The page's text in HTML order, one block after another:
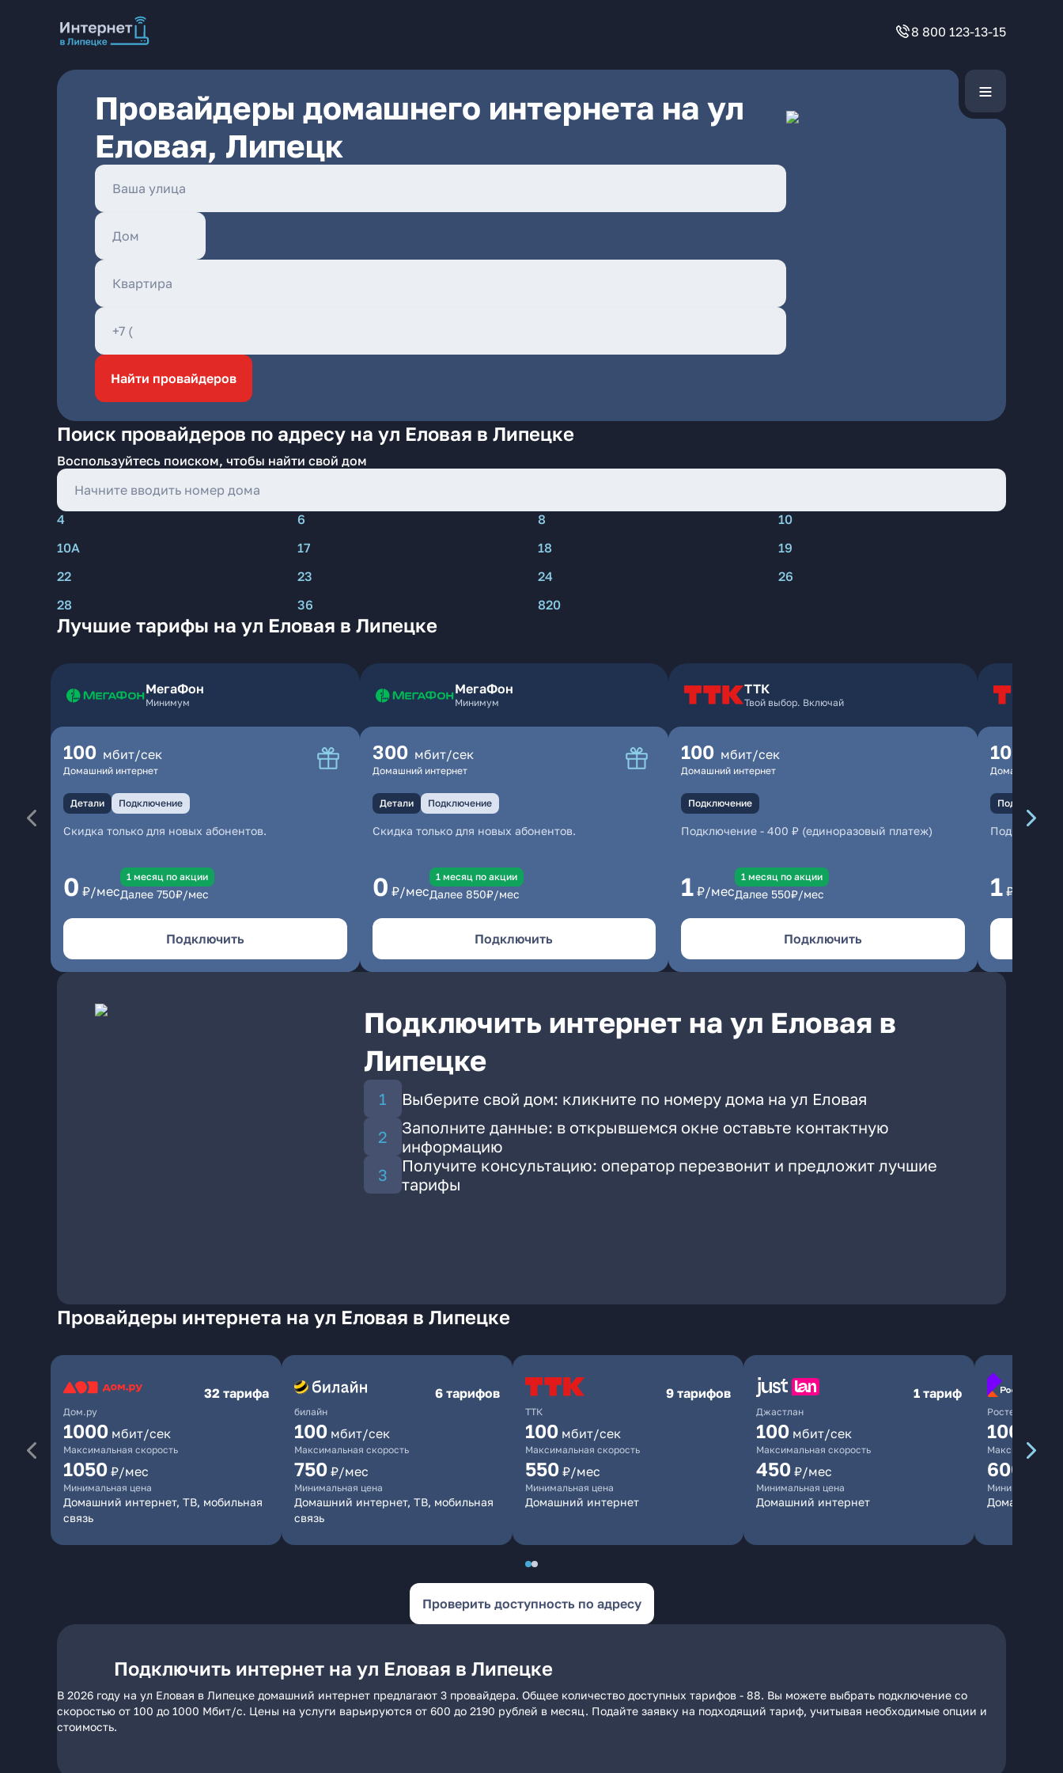
8 800 123-13-15
Провайдеры домашнего интернета на ул
Еловая, Липецк
Найти провайдеров
Поиск провайдеров по адресу на ул Еловая в Липецке
Воспользуйтесь поиском, чтобы найти свой дом
4 6 8
10
10А
17 18
19
22
23 24
26
28
36 820
Лучшие тарифы на ул Еловая в Липецке
МегаФон
Минимум
100 мбит/сек
Домашний интернет
Детали Подключение
Скидка только для новых абонентов.
0 ₽/мес
1 месяц по акции
Далее 750₽/мес
Подключить
МегаФон
Минимум
300 мбит/сек
Домашний интернет
Детали Подключение
Скидка только для новых абонентов.
0 ₽/мес
1 месяц по акции
Далее 850₽/мес
Подключить
ТТК
Твой выбор. Включай
100 мбит/сек
Домашний интернет
Подключение
Подключение - 400 ₽ (единоразовый платеж)
1 ₽/мес
1 месяц по акции
Далее 550₽/мес
Подключить
100
Домашний
Подключение
1 ₽/мес
Подключить интернет на ул Еловая в
Липецке
Выберите свой дом: кликните по номеру дома на ул Еловая
Заполните данные: в открывшемся окне оставьте контактную
информацию
Получите консультацию: оператор перезвонит и предложит лучшие
тарифы
Провайдеры интернета на ул Еловая в Липецке
Дом.ру
32 тарифа
1000 мбит/сек
Максимальная скорость
1050 ₽/мес
Минимальная цена
Домашний интернет, ТВ, мобильная
связь
билайн
6 тарифов
100 мбит/сек
Максимальная скорость
750 ₽/мес
Минимальная цена
Домашний интернет, ТВ, мобильная
связь
ТТК
9 тарифов
100 мбит/сек
Максимальная скорость
550 ₽/мес
Минимальная цена
Домашний интернет
Джастлан
1 тариф
100 мбит/сек
Максимальная скорость
450 ₽/мес
Минимальная цена
Домашний интернет
Ростелеком
1000
Максимальная
600
Минимальная
Домашний
Проверить доступность по адресу
Подключить интернет на ул Еловая в Липецке
В 2026 году на ул Еловая в Липецке домашний интернет предлагают 3 провайдера. Общее количество доступных тарифов - 88. Вы можете выбрать подключение со
скоростью от 100 до 1000 Мбит/с. Цены на услуги варьируются от 600 до 2190 рублей в месяц. Подайте заявку на подходящий тариф, учитывая необходимые опции и
стоимость.